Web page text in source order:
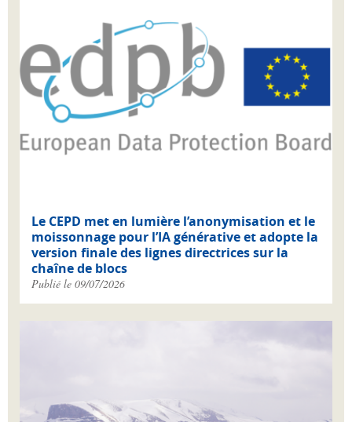
Le CEPD met en lumière l’anonymisation et le
moissonnage pour l’IA générative et adopte la
version finale des lignes directrices sur la
chaîne de blocs
Publié le 09/07/2026